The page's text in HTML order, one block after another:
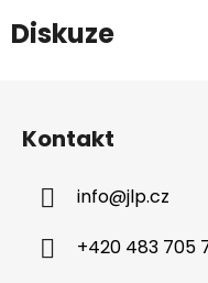
Diskuze
Kontakt
info@jlp.cz
+420 483 705